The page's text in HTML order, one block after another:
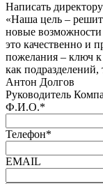
Написать директору
«Наша цель –
новые
это качественно и
пожелания – ключ к
как подразделений,
Антон Долгов
Руководитель
Ф.И.О.*
Телефон*
EMAIL